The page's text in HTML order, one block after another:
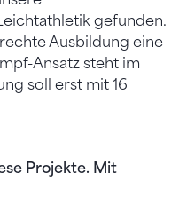
gefunden.
Ausbildung eine
Ansatz steht im
soll erst mit 16
Projekte. Mit